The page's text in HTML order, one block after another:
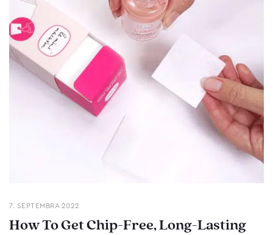
7. SEPTEMBRA 2022
How To Get Chip-Free, Long-Lasting